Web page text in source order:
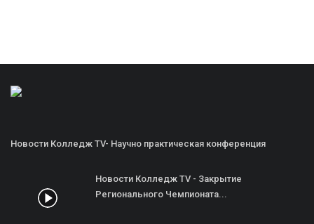
Новости Колледж TV- Научно практическая конференция
Новости Колледж TV - Закрытие
Регионального Чемпионата...